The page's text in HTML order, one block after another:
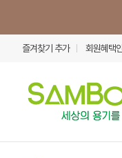
즐겨찾기 추가 회원혜택